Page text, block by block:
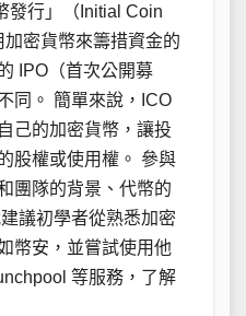
發行」（Initial Coin
密貨幣來籌措資金的
IPO（首次公開募
同。 簡單來說，ICO
己的加密貨幣，讓投
股權或使用權。 參與
團隊的背景、代幣的
議初學者從熟悉加密
幣安，並嘗試使用他
等服務，了解